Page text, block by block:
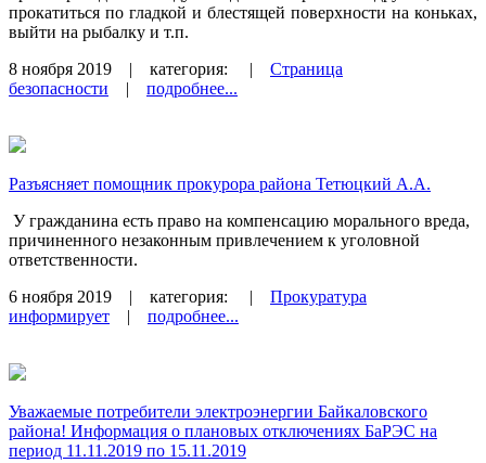
прокатиться по гладкой и блестящей поверхности на коньках,
выйти на рыбалку и т.п.
8 ноября 2019 | категория: | Страница
безопасности | подробнее...
Разъясняет помощник прокурора района Тетюцкий А.А.
У гражданина есть право на компенсацию морального вреда,
причиненного незаконным привлечением к уголовной
ответственности.
6 ноября 2019 | категория: | Прокуратура
информирует | подробнее...
Уважаемые потребители электроэнергии Байкаловского
района! Информация о плановых отключениях БаРЭС на
период 11.11.2019 по 15.11.2019